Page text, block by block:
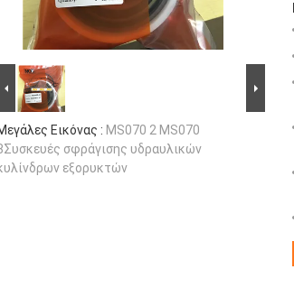
Εικόνας : MS070 2 MS070
σφράγισης υδραυλικών
εξορυκτών